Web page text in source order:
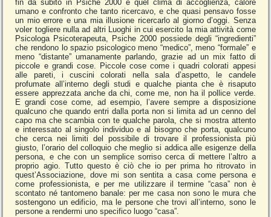
fin da subito in Psiche 2000 è quel clima di accoglienza, calore
umano e confronto che tanto ricercavo, e che quasi pensavo fosse
un mio errore e una mia illusione ricercarlo al giorno d’oggi. Senza
voler togliere nulla ad altri Luoghi in cui esercito la mia attività come
Psicologa Psicoterapeuta, Psiche 2000 possiede degli “ingredienti”
che rendono lo spazio psicologico meno “medico”, meno “formale” e
meno “distante” umanamente parlando, grazie ad un mix fatto di
piccole e grandi cose. Piccole cose come i quadri colorati appesi
alle pareti, i cuscini colorati nella sala d’aspetto, le candele
profumate all’interno degli studi e qualche pianta che è risaputo
essere apprezzata anche da chi, come me, non ha il pollice verde.
E grandi cose come, ad esempio, l’avere sempre a disposizione
qualcuno che quando entri dalla porta non si limita ad un cenno del
capo ma che scambia con te qualche parola, che si mostra attento
e interessato al singolo individuo e al bisogno che porta, qualcuno
che cerca nei limiti del possibile di trovare il professionista più
giusto, l’orario del colloquio che meglio si addica alle esigenze della
persona, e che con un semplice sorriso cerca di mettere l’altro a
proprio agio. Tutto questo è ciò che io per prima ho ritrovato in
quest’Associazione, dove mi son sentita a casa come persona e
come professionista, e per me utilizzare il termine “casa” non è
scontato né tantomeno banale: per me casa non sono le mura che
sostengono un edificio, ma le persone che trovi all’interno, sono le
persone a rendermi uno specifico luogo “casa”.